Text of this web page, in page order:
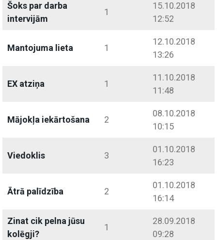
Šoks par darba
intervijām
1
15.10.2018
12:52
Mantojuma lieta 1
12.10.2018
13:26
EX atziņa 1
11.10.2018
11:48
Mājokļa iekārtošana 2
08.10.2018
10:15
Viedoklis 3
01.10.2018
16:23
Ātrā palīdzība 2
01.10.2018
16:14
Zinat cik pelna jūsu
kolēgji?
1
28.09.2018
09:28